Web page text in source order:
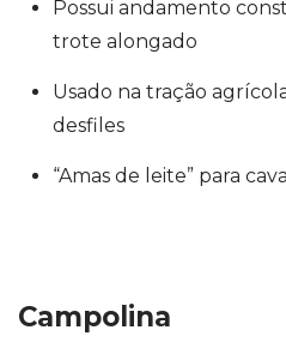
Possui andamento
trote alongado
Usado na tração
desfiles
“Amas de leite” para
Campolina